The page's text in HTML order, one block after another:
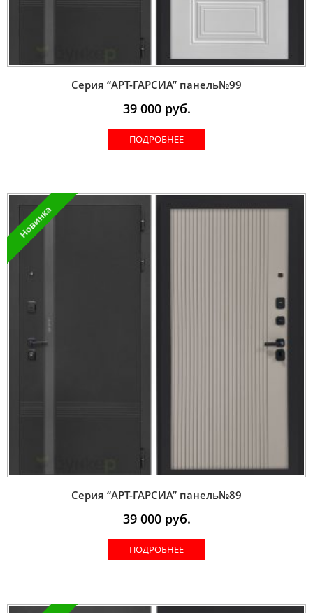
Серия “AРT-ГАРСИА” панель№99
39 000руб.
ПОДРОБНЕЕ
Новинка
Серия “AРT-ГАРСИА” панель№89
39 000руб.
ПОДРОБНЕЕ